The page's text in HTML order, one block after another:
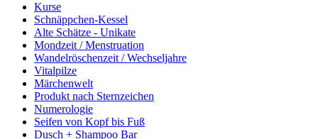
Kurse
Schnäppchen-Kessel
Alte Schätze - Unikate
Mondzeit / Menstruation
Wandelröschenzeit / Wechseljahre
Vitalpilze
Märchenwelt
Produkt nach Sternzeichen
Numerologie
Seifen von Kopf bis Fuß
Dusch + Shampoo Bar